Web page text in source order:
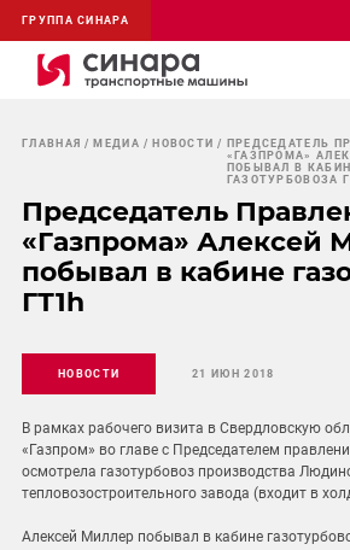
ГРУППА СИНАРА
ГЛАВНАЯ МЕДИА НОВОСТИ
ПРЕДСЕДАТЕЛЬ
«ГАЗПРОМА»
ПОБЫВАЛ В
ГАЗОТУРБОВОЗА
Председатель
«Газпрома» Алексей
побывал в кабине
ГТ1h
НОВОСТИ 21 ИЮН 2018
В рамках рабочего визита в Свердловскую
«Газпром» во главе с Председателем
осмотрела газотурбовоз производства
тепловозостроительного завода (входит в
Алексей Миллер побывал в кабине